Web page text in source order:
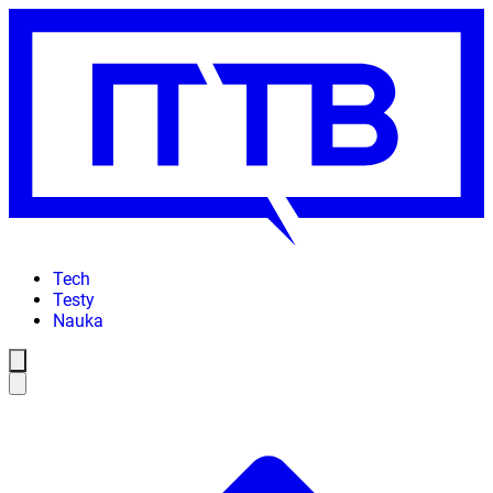
Tech
Testy
Nauka